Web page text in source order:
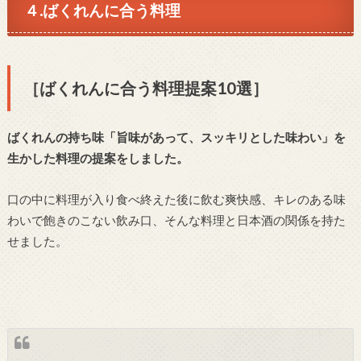
４.ばくれんに合う料理
［ばくれんに合う料理提案10選］
ばくれんの持ち味「旨味があって、スッキリとした味わい」を
生かした料理の提案をしました。
口の中に料理が入り食べ終えた後に飲む爽快感、キレのある味
わいで飽きのこない飲み口、そんな料理と日本酒の関係を持た
せました。